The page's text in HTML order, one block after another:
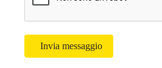
Invia messaggio